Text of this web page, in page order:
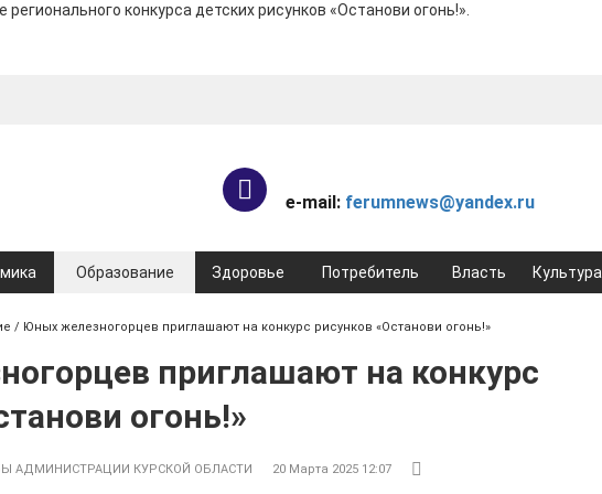
конкурса детских рисунков «Останови огонь!».
e-mail: ferumnews@yandex.ru
Образование Здоровье Потребитель Власть Культура
/ Юных железногорцев приглашают на конкурс рисунков «Останови огонь!»
приглашают на конкурс
огонь!»
АДМИНИСТРАЦИИ КУРСКОЙ ОБЛАСТИ 20 Марта 2025 12:07